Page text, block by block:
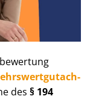
des § 194